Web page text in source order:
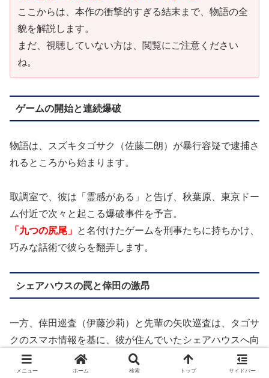
ここからは、本作の衝撃的すぎる結末まで、物語の全
貌を解説します。
まだ、視聴していない方は、閲覧にご注意ください
ね。
ゲームの開始と連続爆破
物語は、スズキタゴサク（佐藤二朗）が暴行容疑で逮捕さ
れるところから始まります。
取調室で、彼は「霊感がある」と告げ、秋葉原、東京ドー
ム付近で次々と起こる爆破事件を予言。
「九つの尻尾」
と名付けたゲームを刑事たちに持ちかけ、
巧みな話術で彼らを翻弄します。
シェアハウスの罠と倖田の激昂
一方、倖田巡査（伊藤沙莉）と先輩の矢吹巡査は、タゴサ
クのスマホ情報を基に、彼が住んでいたシェアハウスへ向
かいます。
そこで二人が発見したのは、ビニール袋を被せられた男性
メニュー ホーム 検索 トップ サイドバー